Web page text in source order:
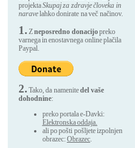
projektaSkupaj za zdravje človeka in
naravelahko donirate na več načinov.
1. Zneposredno donacijopreko
varnega in enostavnega online plačila
Paypal.
2. Tako, da namenitedel vaše
dohodnine:
preko portala e-Davki:
Elektronska oddaja.
ali po pošti pošljete izpolnjen
obrazec:Obrazec.